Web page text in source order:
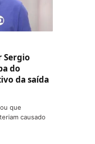
Sergio
do
da saída
que
causado